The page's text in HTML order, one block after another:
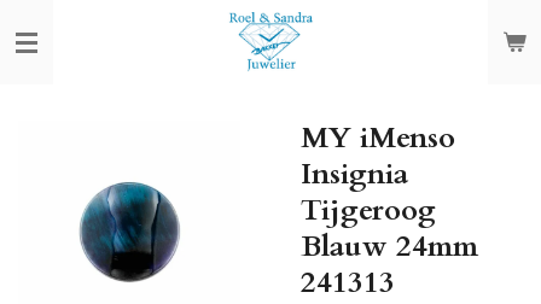
direct
MY iMenso
Insignia
Tijgeroog
Blauw 24mm
241313